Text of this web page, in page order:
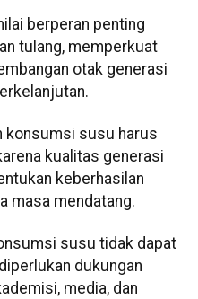
berperan penting
tulang, memperkuat
otak generasi
konsumsi susu harus
kualitas generasi
keberhasilan
masa mendatang.
susu tidak dapat
dukungan
media, dan